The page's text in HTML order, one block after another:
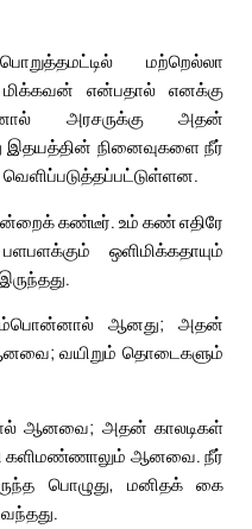
மற்றெல்லா
என்பதால் எனக்கு
அரசருக்கு அதன்
இதயத்தின் நினைவுகளை நீர்
கண்டீர். உம் கண் எதிரே
ஒளிமிக்கதாயும்
ஆனது; அதன்
வயிறும் தொடைகளும்
ஆனவை; அதன் காலடிகள்
களிமண்ணாலும் ஆனவை. நீர்
பொழுது, மனிதக் கை